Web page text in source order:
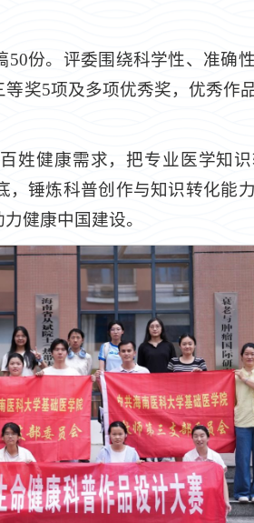
份。评委围绕科学性、准确
奖5项及多项优秀奖，优秀作
姓健康需求，把专业医学知
锤炼科普创作与知识转化能
健康中国建设。